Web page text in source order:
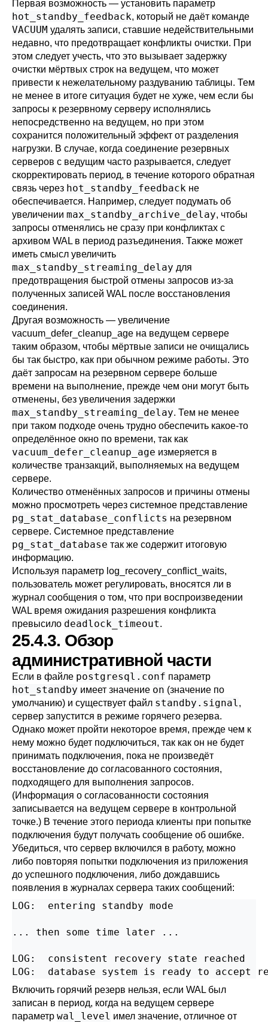
Первая возможность — установить параметр
hot_standby_feedback, который не даёт команде
VACUUM удалять записи, ставшие недействительными
недавно, что предотвращает конфликты очистки. При
этом следует учесть, что это вызывает задержку
очистки мёртвых строк на ведущем, что может
привести к нежелательному раздуванию таблицы. Тем
не менее в итоге ситуация будет не хуже, чем если бы
запросы к резервному серверу исполнялись
непосредственно на ведущем, но при этом
сохранится положительный эффект от разделения
нагрузки. В случае, когда соединение резервных
серверов с ведущим часто разрывается, следует
скорректировать период, в течение которого обратная
связь через hot_standby_feedback не
обеспечивается. Например, следует подумать об
увеличении max_standby_archive_delay, чтобы
запросы отменялись не сразу при конфликтах с
архивом WAL в период разъединения. Также может
иметь смысл увеличить
max_standby_streaming_delay для
предотвращения быстрой отмены запросов из-за
полученных записей WAL после восстановления
соединения.
Другая возможность — увеличение
vacuum_defer_cleanup_age на ведущем сервере
таким образом, чтобы мёртвые записи не очищались
бы так быстро, как при обычном режиме работы. Это
даёт запросам на резервном сервере больше
времени на выполнение, прежде чем они могут быть
отменены, без увеличения задержки
max_standby_streaming_delay. Тем не менее
при таком подходе очень трудно обеспечить какое-то
определённое окно по времени, так как
vacuum_defer_cleanup_age измеряется в
количестве транзакций, выполняемых на ведущем
сервере.
Количество отменённых запросов и причины отмены
можно просмотреть через системное представление
pg_stat_database_conflicts на резервном
сервере. Системное представление
pg_stat_database так же содержит итоговую
информацию.
Используя параметр log_recovery_conflict_waits,
пользователь может регулировать, вносятся ли в
журнал сообщения о том, что при воспроизведении
WAL время ожидания разрешения конфликта
превысило deadlock_timeout.
25.4.3. Обзор
административной части
Если в файле postgresql.conf параметр
hot_standby имеет значение on (значение по
умолчанию) и существует файл standby.signal,
сервер запустится в режиме горячего резерва.
Однако может пройти некоторое время, прежде чем к
нему можно будет подключиться, так как он не будет
принимать подключения, пока не произведёт
восстановление до согласованного состояния,
подходящего для выполнения запросов.
(Информация о согласованности состояния
записывается на ведущем сервере в контрольной
точке.) В течение этого периода клиенты при попытке
подключения будут получать сообщение об ошибке.
Убедиться, что сервер включился в работу, можно
либо повторяя попытки подключения из приложения
до успешного подключения, либо дождавшись
появления в журналах сервера таких сообщений:
LOG:  entering standby mode
... then some time later ...
LOG:  consistent recovery state reached
LOG:  database system is ready to accept
Включить горячий резерв нельзя, если WAL был
записан в период, когда на ведущем сервере
параметр wal_level имел значение, отличное от